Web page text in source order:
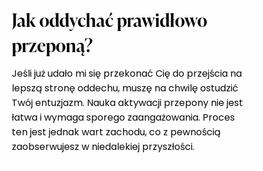
Jak oddychać prawidłowo
przeponą?
Jeśli już udało mi się przekonać Cię do przejścia na
lepszą stronę oddechu, muszę na chwilę ostudzić
Twój entuzjazm. Nauka aktywacji przepony nie jest
łatwa i wymaga sporego zaangażowania. Proces
ten jest jednak wart zachodu, co z pewnością
zaobserwujesz w niedalekiej przyszłości.